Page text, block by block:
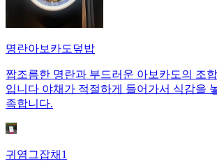
명란아보카도덮밥
짭조름한 명란과 부드러운 아보카도의 조
입니다 야채가 적절하게 들어가서 식감을
족합니다.
귀염그잡채1